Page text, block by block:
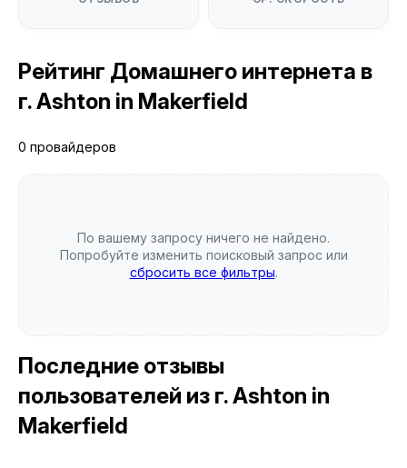
Рейтинг Домашнего интернета в
г. Ashton in Makerfield
0 провайдеров
По вашему запросу ничего не найдено.
Попробуйте изменить поисковый запрос или
сбросить все фильтры.
Последние отзывы
пользователей из г. Ashton in
Makerfield